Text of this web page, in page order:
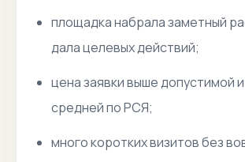
площадка набрала заметный
дала целевых действий;
цена заявки выше допустимой
средней по РСЯ;
много коротких визитов без